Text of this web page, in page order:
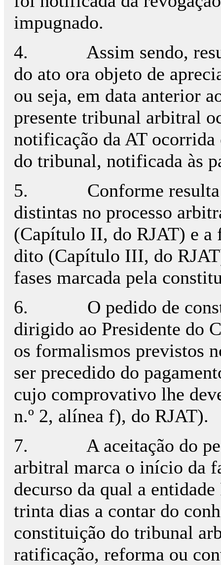
impugnado.
4.
Assim sendo,
do ato ora objeto de
ou seja, em data anterior
presente tribunal arbitral
notificação da AT
do tribunal, notificada às
5.
Conforme
distintas no processo
(Capítulo II, do RJAT) e a
dito (Capítulo III, do
fases marcada pela
6.
O pedido de
dirigido ao Presidente do
os formalismos previstos
ser precedido do
cujo comprovativo lhe
n.º 2, alínea f), do RJAT).
7.
A aceitação do
arbitral marca o início da
decurso da qual a
trinta dias a contar do
constituição do tribunal
ratificação, reforma ou